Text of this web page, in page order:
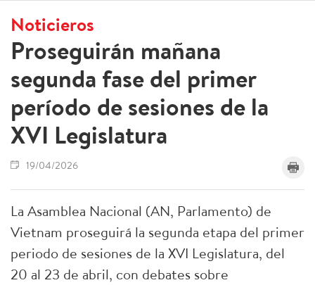
Noticieros
Proseguirán mañana
segunda fase del primer
período de sesiones de la
XVI Legislatura
19/04/2026
La Asamblea Nacional (AN, Parlamento) de
Vietnam proseguirá la segunda etapa del primer
periodo de sesiones de la XVI Legislatura, del
20 al 23 de abril, con debates sobre